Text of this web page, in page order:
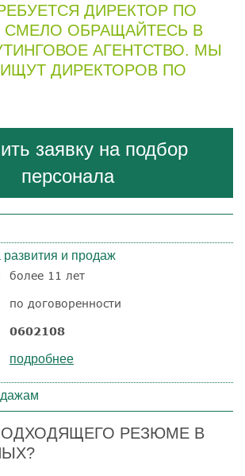
ДИРЕКТОР ПО
ОБРАЩАЙТЕСЬ В
АГЕНТСТВО. МЫ
ДИРЕКТОРОВ ПО
заявку на подбор
персонала
развития и продаж
более 11 лет
по договоренности
0602108
подробнее
РЕЗЮМЕ В